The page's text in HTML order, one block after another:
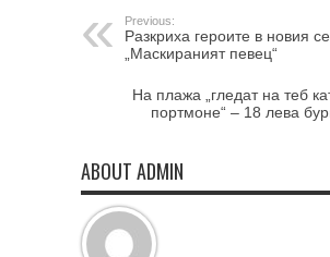
Previous:
Разкриха героите в новия
„Маскираният певец“
На плажа „гледат на теб
портмоне“ – 18 лева
ABOUT ADMIN